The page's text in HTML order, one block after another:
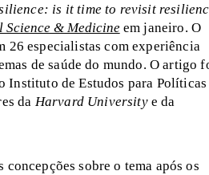
is it time to revisit
Science & Medicineem janeiro. O
26 especialistas com experiência
de saúde do mundo. O artigo
Instituto de Estudos para Políticas
da Harvard Universitye da
sobre o tema após os